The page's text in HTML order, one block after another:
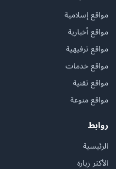
مواقع إسلامية
مواقع أخبارية
مواقع ترفيهية
مواقع خدمات
مواقع تقنية
مواقع منوعة
روابط
الرئيسية
الأكثر زيارة